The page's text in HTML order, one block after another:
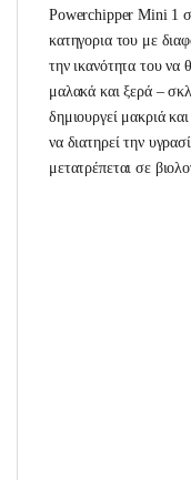
Powerchipper Mini 1
κατηγορια του με
την ικανότητα του να
μαλακά και ξερά –
δημιουργεί μακριά
να διατηρεί την
μετατρέπεται σε